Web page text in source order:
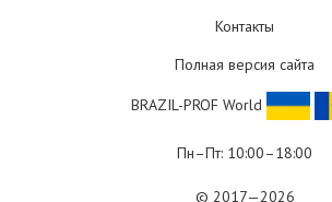
Контакты
Полная версия сайта
BRAZIL-PROF World
Пн–Пт: 10:00–18:00
© 2017—2026